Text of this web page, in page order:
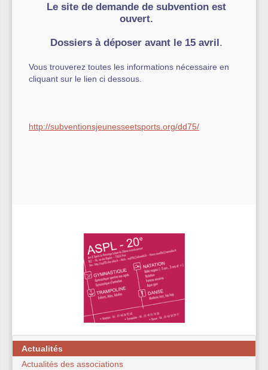
Le site de demande de subvention est
ouvert.
Dossiers à déposer avant le 15 avril.
Vous trouverez toutes les informations nécessaire en
cliquant sur le lien ci dessous.
http://subventionsjeunesseetsports.org/dd75/
Actualités
Actualités des associations